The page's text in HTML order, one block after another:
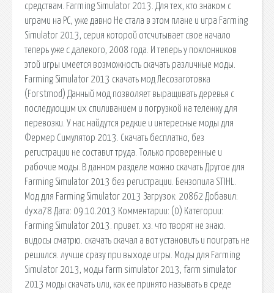
средствам. Farming Simulator 2013. Для тех, кто знаком с
играми на РС, уже давно Не стала в этом плане и игра Farming
Simulator 2013, серия которой отсчитывает свое начало
теперь уже с далекого, 2008 года. И теперь у поклонников
этой игры имеется возможность скачать различные моды.
Farming Simulator 2013 скачать мод Лесозаготовка
(Forstmod) Данный мод позволяет выращивать деревья с
последующим их спиливанием и погрузкой на тележку для
перевозки. У нас найдутся редкие и интересные моды для
Фермер Симулятор 2013. Скачать бесплатно, без
регистрации не составит труда. Только проверенные и
рабочие моды. В данном разделе можно скачать Другое для
Farming Simulator 2013 без регистрации. Бензопила STIHL.
Мод для Farming Simulator 2013 Загрузок: 20862 Добавил:
dyxa78 Дата: 09.10.2013 Комментарии: (0) Категории:
Farming Simulator 2013. привет. хз. что творят не знаю.
видосы сматрю. скачать скачал а вот установить и поиграть не
решился. лучше сразу при выходе игры. Моды для Farming
Simulator 2013, моды farm simulator 2013, farm simulator
2013 моды скачать или, как ее принято называть в среде